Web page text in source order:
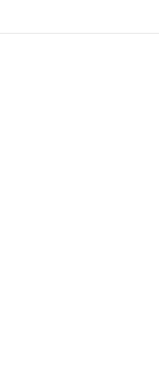
content